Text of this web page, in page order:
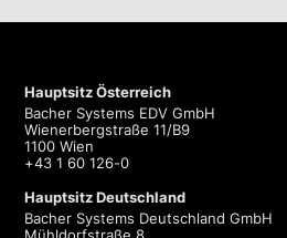
Hauptsitz Österreich
Bacher Systems EDV GmbH
Wienerbergstraße 11/B9
1100 Wien
+43 1 60 126-0
Hauptsitz Deutschland
Bacher Systems Deutschland GmbH